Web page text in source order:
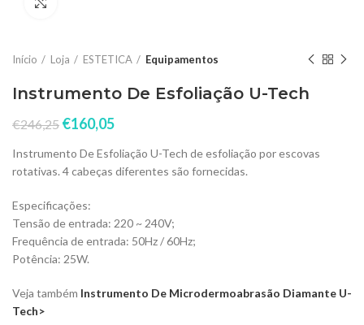
Início Loja ESTETICA Equipamentos
Instrumento De Esfoliação U-Tech
€246,25 €160,05
Instrumento De Esfoliação U-Tech de esfoliação por escovas
rotativas. 4 cabeças diferentes são fornecidas.
Especificações:
Tensão de entrada: 220 ~ 240V;
Frequência de entrada: 50Hz / 60Hz;
Potência: 25W.
Veja também Instrumento De Microdermoabrasão Diamante U-
Tech>